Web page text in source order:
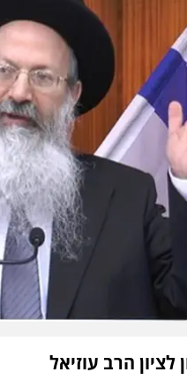
הרב עוזיאל